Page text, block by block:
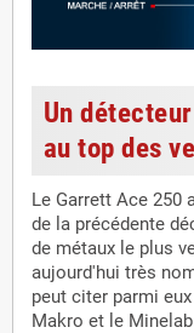
Un
au top des
Le Garrett Ace 250
de la précédente
de métaux le plus
aujourd'hui très
peut citer parmi
Makro et le